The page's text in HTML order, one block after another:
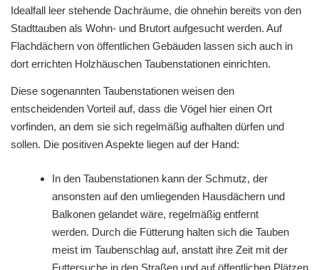
Idealfall leer stehende Dachräume, die ohnehin bereits von den
Stadttauben als Wohn- und Brutort aufgesucht werden. Auf
Flachdächern von öffentlichen Gebäuden lassen sich auch in
dort errichten Holzhäuschen Taubenstationen einrichten.
Diese sogenannten Taubenstationen weisen den
entscheidenden Vorteil auf, dass die Vögel hier einen Ort
vorfinden, an dem sie sich regelmäßig aufhalten dürfen und
sollen. Die positiven Aspekte liegen auf der Hand:
In den Taubenstationen kann der Schmutz, der
ansonsten auf den umliegenden Hausdächern und
Balkonen gelandet wäre, regelmäßig entfernt
werden. Durch die Fütterung halten sich die Tauben
meist im Taubenschlag auf, anstatt ihre Zeit mit der
Futtersuche in den Straßen und auf öffentlichen Plätzen